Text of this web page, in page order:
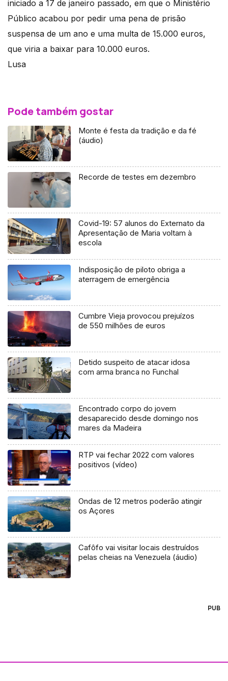
iniciado a 17 de janeiro passado, em que o Ministério
Público acabou por pedir uma pena de prisão
suspensa de um ano e uma multa de 15.000 euros,
que viria a baixar para 10.000 euros.
Lusa
Pode também gostar
Monte é festa da tradição e da fé
(áudio)
Recorde de testes em dezembro
Covid-19: 57 alunos do Externato da
Apresentação de Maria voltam à
escola
Indisposição de piloto obriga a
aterragem de emergência
Cumbre Vieja provocou prejuízos
de 550 milhões de euros
Detido suspeito de atacar idosa
com arma branca no Funchal
Encontrado corpo do jovem
desaparecido desde domingo nos
mares da Madeira
RTP vai fechar 2022 com valores
positivos (vídeo)
Ondas de 12 metros poderão atingir
os Açores
Cafôfo vai visitar locais destruídos
pelas cheias na Venezuela (áudio)
PUB